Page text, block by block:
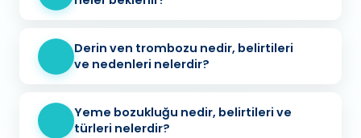
Derin ven trombozu nedir, belirtileri
ve nedenleri nelerdir?
Yeme bozukluğu nedir, belirtileri ve
türleri nelerdir?